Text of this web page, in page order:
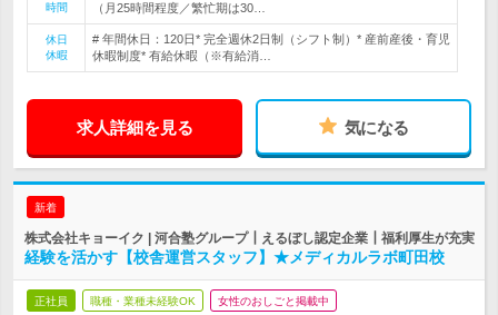
時間
（月25時間程度／繁忙期は30…
休日
休暇
# 年間休日：120日* 完全週休2日制（シフト制）* 産前産後・育児
休暇制度* 有給休暇（※有給消…
求人詳細を見る 気になる
新着
株式会社キョーイク | 河合塾グループ┃えるぼし認定企業┃福利厚生が充実
経験を活かす【校舎運営スタッフ】★メディカルラボ町田校
正社員 職種・業種未経験OK 女性のおしごと掲載中